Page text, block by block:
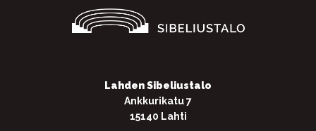
Lahden Sibeliustalo
Ankkurikatu 7
15140 Lahti